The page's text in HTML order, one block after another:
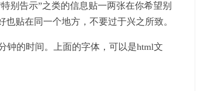
别告示”之类的信息贴一两张在你希望别
贴在同一个地方，不要过于兴之所致。
钟的时间。上面的字体，可以是html文